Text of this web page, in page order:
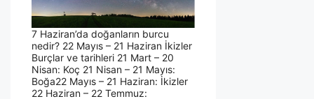
7 Haziran’da doğanların burcu
nedir? 22 Mayıs – 21 Haziran İkizler
Burçlar ve tarihleri 21 Mart – 20
Nisan: Koç 21 Nisan – 21 Mayıs:
Boğa22 Mayıs – 21 Haziran: İkizler
22 Haziran – 22 Temmuz: